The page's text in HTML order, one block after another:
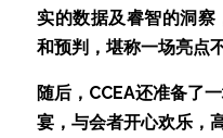
实的数据及睿智的洞察
和预判，堪称一场亮点
随后，CCEA还准备了
宴，与会者开心欢乐，